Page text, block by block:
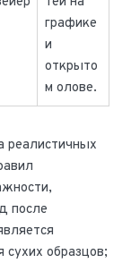
графике
и
открыто
м олове.
реалистичных
после
образцов;